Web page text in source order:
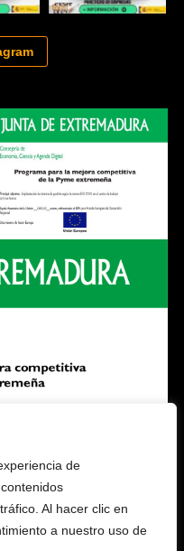
de
Al hacer clic en
a nuestro uso de